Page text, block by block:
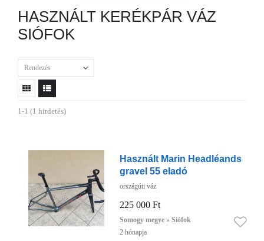
HASZNÁLT KERÉKPÁR VÁZ
SIÓFOK
Rendezés
1-1 (1 hirdetés)
Használt Marin Headléands
gravel 55 eladó
országúti váz
225 000 Ft
Somogy megye » Siófok
2 hónapja